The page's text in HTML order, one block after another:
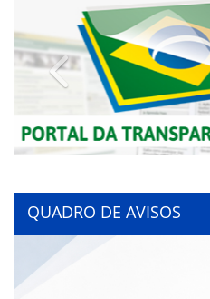
Previous
QUADRO DE AVISOS